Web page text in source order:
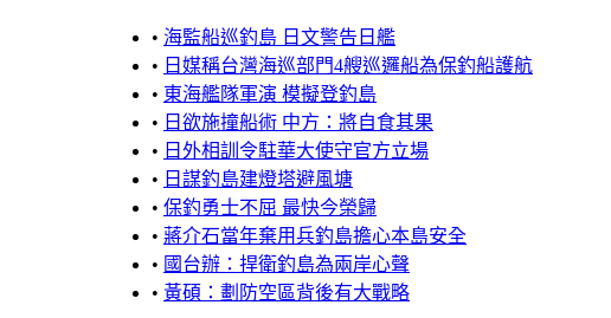
• 海監船巡釣島 日文警告日艦
• 日媒稱台灣海巡部門4艘巡邏船為保釣船護航
• 東海艦隊軍演 模擬登釣島
• 日欲施撞船術 中方：將自食其果
• 日外相訓令駐華大使守官方立場
• 日謀釣島建燈塔避風塘
• 保釣勇士不屈 最快今榮歸
• 蔣介石當年棄用兵釣島擔心本島安全
• 國台辦：捍衛釣島為兩岸心聲
• 黃碩：劃防空區背後有大戰略